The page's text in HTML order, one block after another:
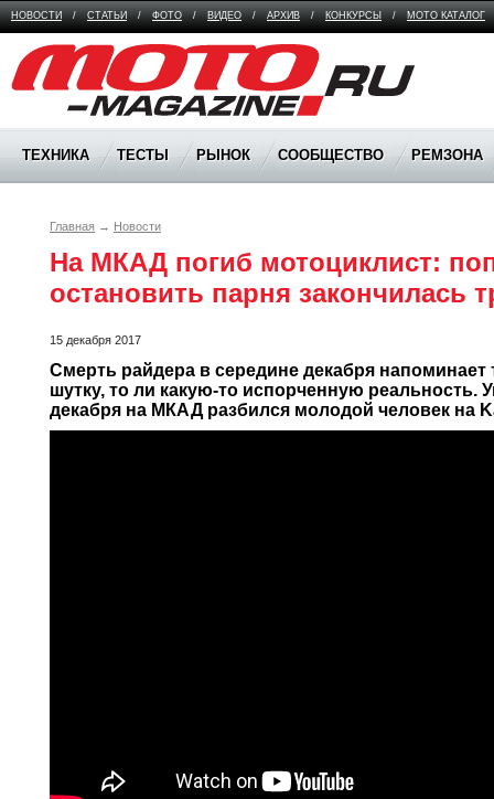
НОВОСТИ / СТАТЬИ / ФОТО / ВИДЕО / АРХИВ / КОНКУРСЫ / МОТО КАТАЛОГ
Moto Magazine
ТЕХНИКА ТЕСТЫ РЫНОК СООБЩЕСТВО РЕМЗОНА
Главная → Новости
На МКАД погиб мотоциклист:
остановить парня закончилась
15 декабря 2017
Смерть райдера в середине декабря напоминает
шутку, то ли какую-то испорченную реальность.
декабря на МКАД разбился молодой человек на